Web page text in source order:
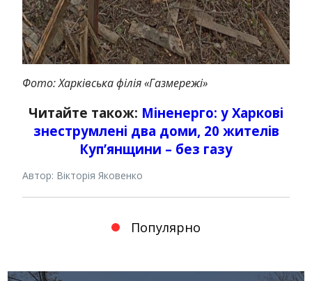
Фото: Харківська філія «Газмережі»
Читайте також: Міненерго: у Харкові
знеструмлені два доми, 20 жителів
Куп’янщини – без газу
Автор: Вікторія Яковенко
Популярно